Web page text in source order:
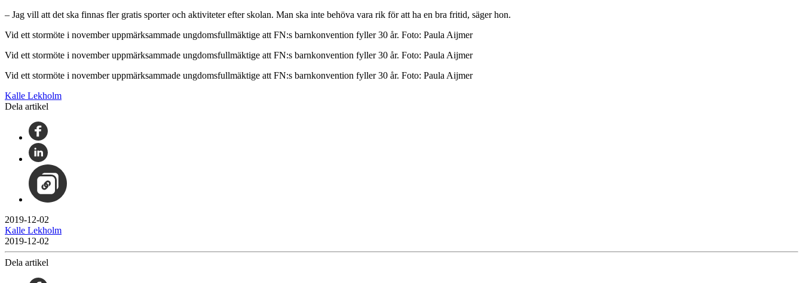
– Jag vill att det ska finnas fler gratis sporter och aktiviteter efter skolan. Man ska inte behöva vara rik för att ha en bra fritid, säger hon.
Vid ett stormöte i november uppmärksammade ungdomsfullmäktige att FN:s barnkonvention fyller 30 år. Foto: Paula Aijmer
Vid ett stormöte i november uppmärksammade ungdomsfullmäktige att FN:s barnkonvention fyller 30 år. Foto: Paula Aijmer
Vid ett stormöte i november uppmärksammade ungdomsfullmäktige att FN:s barnkonvention fyller 30 år. Foto: Paula Aijmer
Kalle Lekholm
Dela artikel
2019-12-02
Kalle Lekholm
2019-12-02
Dela artikel